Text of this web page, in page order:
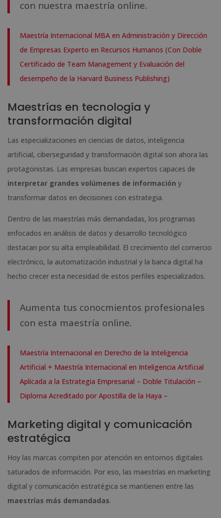
con nuestra maestría online.
Maestría Internacional MBA en Administración y Dirección
de Empresas Experto en Recursos Humanos (Con Doble
Certificado de Team Management y Evaluación del
desempeño de la Harvard Business Publishing)
Maestrías en tecnología y
transformación digital
Las especializaciones en ciencias de datos, inteligencia
artificial, ciberseguridad y transformación digital son ahora las
protagonistas. Las empresas buscan expertos capaces de
interpretar grandes volúmenes de información y
transformar datos en decisiones con estrategia.
Dentro de las maestrías más demandadas, los programas
enfocados en análisis de datos y desarrollo tecnológico
destacan por su alta empleabilidad. El crecimiento del comercio
electrónico, la automatización industrial y la banca digital ha
hecho crecer esta necesidad de estos perfiles especializados.
Aumenta tus conocmientos profesionales
con esta maestría online.
Maestría Internacional en Derecho de la Inteligencia
Artificial + Maestría Internacional en Inteligencia Artificial
Aplicada a la Estrategia Empresarial – Doble Titulación –
Diploma Acreditado por Apostilla de la Haya –
Marketing digital y comunicación
estratégica
Hoy las marcas compiten por atención en entornos digitales
saturados de información. Por eso, las maestrías en marketing
digital y comunicación estratégica se mantienen entre las
maestrías más demandadas.